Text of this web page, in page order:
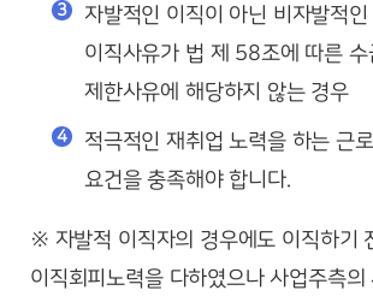
자발적인 이직이 아닌 비자발적
이직사유가 법 제 58조에 따른 수
제한사유에 해당하지 않는 경우
적극적인 재취업 노력을 하는 근
요건을 충족해야 합니다.
※ 자발적 이직자의 경우에도 이직하기
이직회피노력을 다하였으나 사업주측의